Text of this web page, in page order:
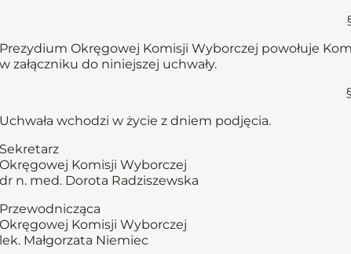
Prezydium Okręgowej Komisji Wyborczej powołuje
w załączniku do niniejszej uchwały.
Uchwała wchodzi w życie z dniem podjęcia.
Sekretarz
Okręgowej Komisji Wyborczej
dr n. med. Dorota Radziszewska
Przewodnicząca
Okręgowej Komisji Wyborczej
lek. Małgorzata Niemiec